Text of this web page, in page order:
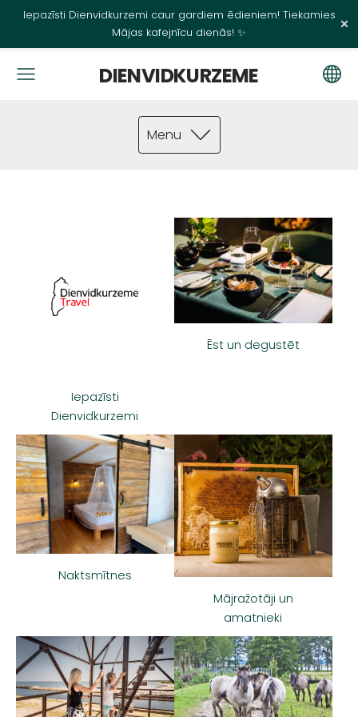
Iepazīsti Dienvidkurzemi caur gardiem ēdieniem! Tiekamies
Mājas kafejnīcu dienās! ✨
×
DIENVIDKURZEME
Menu
Iepazīsti
Dienvidkurzemi
Ēst un degustēt
Naktsmītnes
Mājražotāji un
amatnieki